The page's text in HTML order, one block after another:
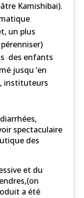
Kamishibai).
un plus
des enfants
jusqu ‘en
instituteurs
spectaculaire
des
et du
a été